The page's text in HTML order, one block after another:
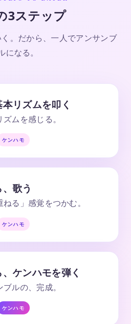
3ステップ
。だから、一人でアンサンブ
になる。
リズムを叩く
ムを感じる。
ケンハモ
歌う
ねる」感覚をつかむ。
ケンハモ
ケンハモを弾く
ルの、完成。
ケンハモ